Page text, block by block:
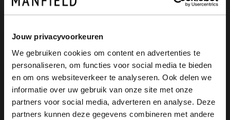
Jouw privacyvoorkeuren
We gebruiken cookies om content en advertenties te
personaliseren, om functies voor social media te bieden
en om ons websiteverkeer te analyseren. Ook delen we
informatie over uw gebruik van onze site met onze
partners voor social media, adverteren en analyse. Deze
partners kunnen deze gegevens combineren met andere
Zwarte leren veterschoenen
De My Manfield
×
View this website in English?
It looks like your language isn't Dutch. Would